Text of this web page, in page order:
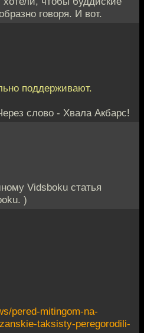
говоря. И вот.
поддерживают.
слово - Хвала Акбарс!
Vidsboku статья
)
pered-mitingom-na-
taksisty-peregorodili-